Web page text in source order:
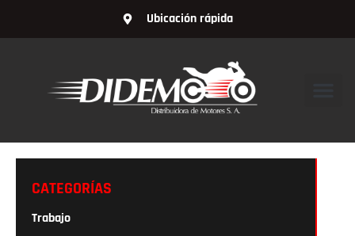
Ubicación rápida
CATEGORÍAS
Trabajo